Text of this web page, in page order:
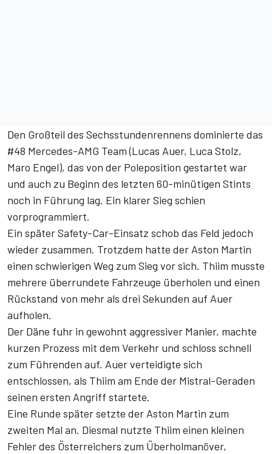
Den Großteil des Sechsstundenrennens dominierte das
#48 Mercedes-AMG Team (Lucas Auer, Luca Stolz,
Maro Engel), das von der Poleposition gestartet war
und auch zu Beginn des letzten 60-minütigen Stints
noch in Führung lag. Ein klarer Sieg schien
vorprogrammiert.
Ein später Safety-Car-Einsatz schob das Feld jedoch
wieder zusammen. Trotzdem hatte der Aston Martin
einen schwierigen Weg zum Sieg vor sich. Thiim musste
mehrere überrundete Fahrzeuge überholen und einen
Rückstand von mehr als drei Sekunden auf Auer
aufholen.
Der Däne fuhr in gewohnt aggressiver Manier, machte
kurzen Prozess mit dem Verkehr und schloss schnell
zum Führenden auf. Auer verteidigte sich
entschlossen, als Thiim am Ende der Mistral-Geraden
seinen ersten Angriff startete.
Eine Runde später setzte der Aston Martin zum
zweiten Mal an. Diesmal nutzte Thiim einen kleinen
Fehler des Österreichers zum Überholmanöver,